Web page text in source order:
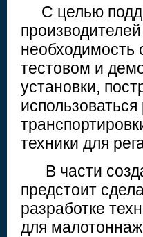
С целью
необходимость
тестовом и
установки,
техники для
В части
предстоит
разработке
для